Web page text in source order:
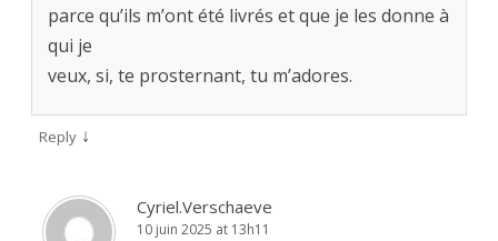
parce qu’ils m’ont été livrés et que je les donne à
qui je
veux, si, te prosternant, tu m’adores.
Reply ↓
Cyriel.Verschaeve
10 juin 2025 at 13h11